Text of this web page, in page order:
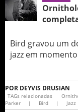
Bird gravou um
jazz em
POR DEYVIS DRUSIAN
TAGs relacionadas
Parker
| Bird | Jazz